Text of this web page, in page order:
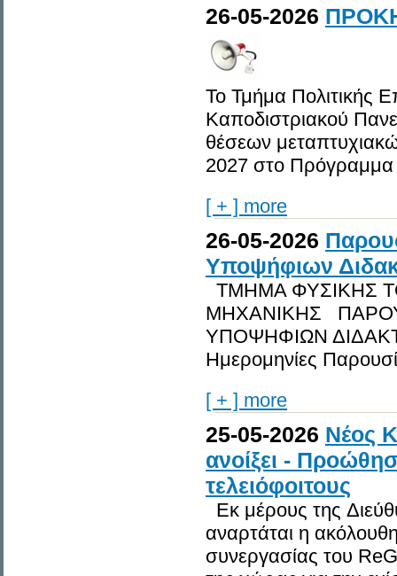
26-05-2026
Το Τμήμα Πολιτικής
Καποδιστριακού
θέσεων
2027 στο
[ + ] more
26-05-2026
Υποψήφιων
ΤΜΗΜΑ ΦΥΣΙΚΗΣ
ΜΗΧΑΝΙΚΗΣ
ΥΠΟΨΗΦΙΩΝ
Ημερομηνίες
[ + ] more
25-05-2026 Νέος
ανοίξει -
τελειόφοιτους
Εκ μέρους της
αναρτάται η
συνεργασίας του